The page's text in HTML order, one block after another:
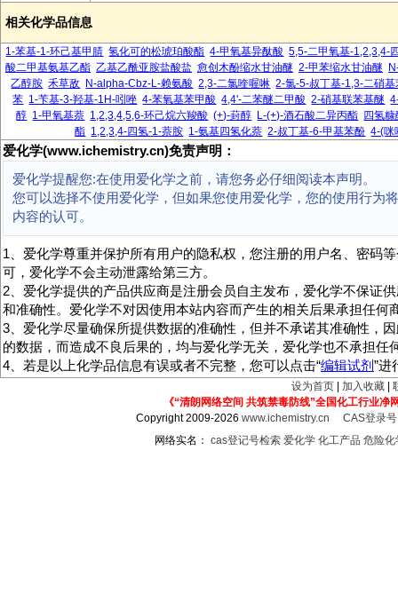
相关化学品信息
1-苯基-1-环己基甲腈 氢化可的松琥珀酸酯 4-甲氧基异酞酸 5,5-二甲氧基-1,2,3,4-
酸二甲基氨基乙酯 乙基乙酰亚胺盐酸盐 愈创木酚缩水甘油醚 2-甲苯缩水甘油醚
乙醇胺 禾草敌 N-alpha-Cbz-L-赖氨酸 2,3-二氯喹喔啉 2-氯-5-叔丁基-1,3-二硝
苯 1-苄基-3-羟基-1H-吲唑 4-苯氧基苯甲酸 4,4'-二苯醚二甲酸 2-硝基联苯基醚
醇 1-甲氧基萘 1,2,3,4,5,6-环己烷六羧酸 (+)-葑醇 L-(+)-酒石酸二异丙酯 四氢
酯 1,2,3,4-四氢-1-萘胺 1-氨基四氢化萘 2-叔丁基-6-甲基苯酚 4-(咪
爱化学(www.ichemistry.cn)免责声明：
爱化学提醒您:在使用爱化学之前，请您务必仔细阅读本声明。
您可以选择不使用爱化学，但如果您使用爱化学，您的使用行为
内容的认可。
1、爱化学尊重并保护所有用户的隐私权，您注册的用户名、密码
可，爱化学不会主动泄露给第三方。
2、爱化学提供的产品供应商是注册会员自主发布，爱化学不保证
和准确性。爱化学不对因使用本站内容而产生的相关后果承担任何
3、爱化学尽量确保所提供数据的准确性，但并不承诺其准确性，
的数据，而造成不良后果的，均与爱化学无关，爱化学也不承担任
4、若是以上化学品信息有误或者不完整，您可以点击“编辑试剂”进
设为首页 加入收藏
《“清朗网络空间 共筑禁毒防线”全国化工行业净
Copyright 2009-2026www.ichemistry.cn
CAS登录
网络实名： cas登记号检索 爱化学 化工产品 危险化